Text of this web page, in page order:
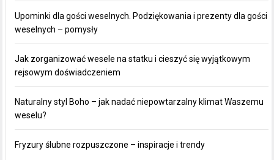
Upominki dla gości weselnych. Podziękowania i prezenty dla gości
weselnych – pomysły
Jak zorganizować wesele na statku i cieszyć się wyjątkowym
rejsowym doświadczeniem
Naturalny styl Boho – jak nadać niepowtarzalny klimat Waszemu
weselu?
Fryzury ślubne rozpuszczone – inspiracje i trendy